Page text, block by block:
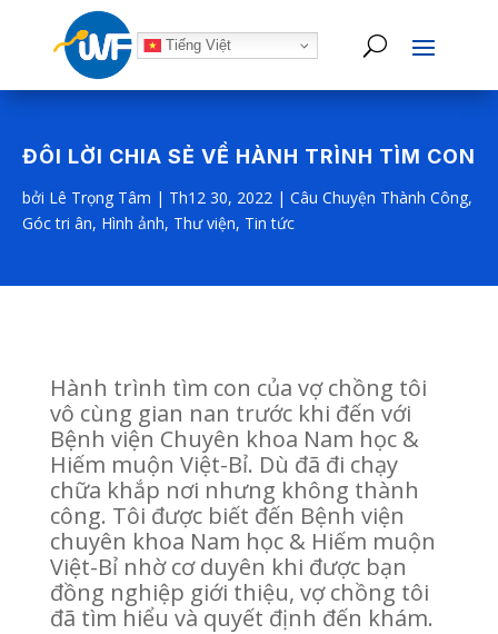
Tiếng Việt
ĐÔI LỜI CHIA SẺ VỀ HÀNH TRÌNH TÌM CON
bởi Lê Trọng Tâm | Th12 30, 2022 | Câu Chuyện Thành Công,
Góc tri ân, Hình ảnh, Thư viện, Tin tức
Hành trình tìm con của vợ chồng tôi
vô cùng gian nan trước khi đến với
Bệnh viện Chuyên khoa Nam học &
Hiếm muộn Việt-Bỉ. Dù đã đi chạy
chữa khắp nơi nhưng không thành
công. Tôi được biết đến Bệnh viện
chuyên khoa Nam học & Hiếm muộn
Việt-Bỉ nhờ cơ duyên khi được bạn
đồng nghiệp giới thiệu, vợ chồng tôi
đã tìm hiểu và quyết định đến khám.